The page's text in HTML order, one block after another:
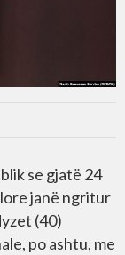
se gjatë 24
janë ngritur
(40)
po ashtu, me